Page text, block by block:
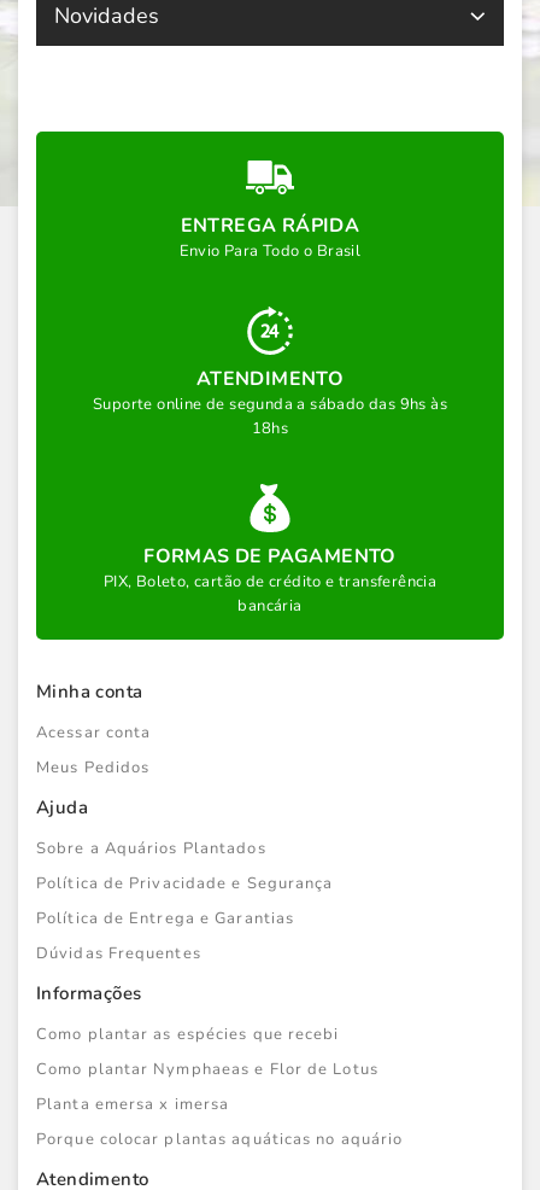
Novidades
ENTREGA RÁPIDA
Envio Para Todo o Brasil
ATENDIMENTO
Suporte online de segunda a sábado das 9hs às
18hs
FORMAS DE PAGAMENTO
PIX, Boleto, cartão de crédito e transferência
bancária
Minha conta
Acessar conta
Meus Pedidos
Ajuda
Sobre a Aquários Plantados
Política de Privacidade e Segurança
Política de Entrega e Garantias
Dúvidas Frequentes
Informações
Como plantar as espécies que recebi
Como plantar Nymphaeas e Flor de Lotus
Planta emersa x imersa
Porque colocar plantas aquáticas no aquário
Atendimento